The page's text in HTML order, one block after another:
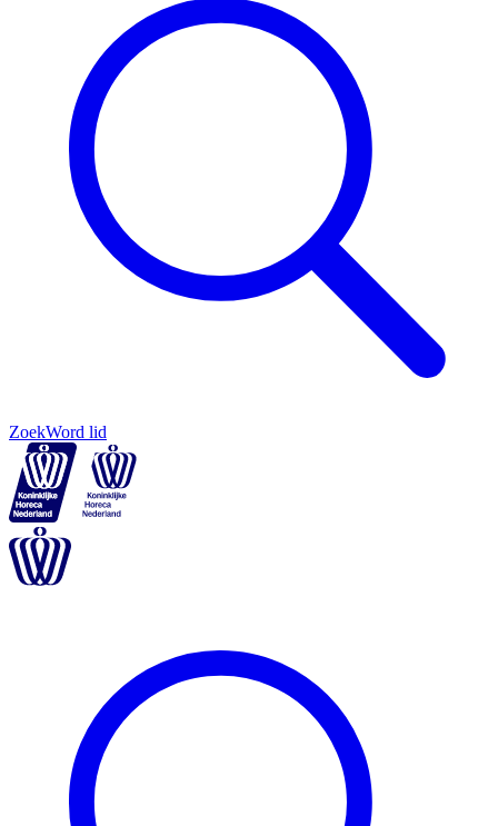
ZoekWord lid